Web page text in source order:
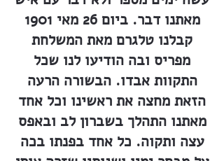
מאתנו דבר. ביום 26 מאי 1901
קבלנו טלגרם מאת המשלחת
מפריס ובה הודיעו לנו שכל
התקוות אבדו. הבשורה הרעה
הזאת מחצה את ראשינו וכל אחד
מאתנו התהלך בשברון לב ובאפס
עצה ותקוה. כל אחד בפנתו בכה